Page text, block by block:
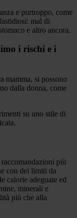
e purtroppo, come
mal di
e altro ancora.
i rischi e i
mamma, si possono
dalla donna, come
su uno stile di
più
con dei limiti da
calorie adeguate ed
minerali e
più che alla